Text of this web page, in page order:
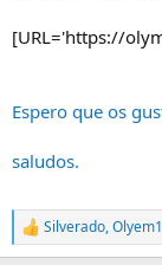
[URL='https://
Espero que os
saludos.
R
e
Silverado,Olyem1